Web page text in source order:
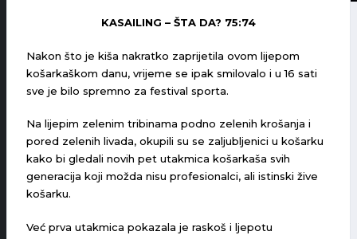
KASAILING – ŠTA DA? 75:74
Nakon što je kiša nakratko zaprijetila ovom lijepom
košarkaškom danu, vrijeme se ipak smilovalo i u 16 sati
sve je bilo spremno za festival sporta.
Na lijepim zelenim tribinama podno zelenih krošanja i
pored zelenih livada, okupili su se zaljubljenici u košarku
kako bi gledali novih pet utakmica košarkaša svih
generacija koji možda nisu profesionalci, ali istinski žive
košarku.
Već prva utakmica pokazala je raskoš i ljepotu